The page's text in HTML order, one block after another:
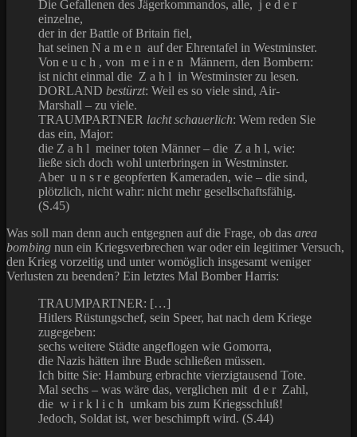
Die Gefallenen des Jägerkommandos, alle, j e d e r
einzelne,
der in der Battle of Britain fiel,
hat seinen N a m e n auf der Ehrentafel in Westminster.
Von e u c h , von m e i n e n Männern, den Bombern:
ist nicht einmal die Z a h l in Westminster zu lesen.
DORLAND bestürzt: Weil es so viele sind, Air-
Marshall – zu viele.
TRAUMPARTNER lacht schauerlich: Wem reden Sie
das ein, Major:
die Z a h l meiner toten Männer – die Z a h l, wie:
ließe sich doch wohl unterbringen in Westminster.
Aber u n s r e geopferten Kameraden, wie – die sind,
plötzlich, nicht wahr: nicht mehr gesellschaftsfähig.
(S.45)
Was soll man denn auch entgegnen auf die Frage, ob das area
bombing nun ein Kriegsverbrechen war oder ein legitimer Versuch,
den Krieg vorzeitig und unter womöglich insgesamt weniger
Verlusten zu beenden? Ein letztes Mal Bomber Harris:
TRAUMPARTNER: […]
Hitlers Rüstungschef, sein Speer, hat nach dem Kriege
zugegeben:
sechs weitere Städte angeflogen wie Gomorra,
die Nazis hätten ihre Bude schließen müssen.
Ich bitte Sie: Hamburg erbrachte vierzigtausend Tote.
Mal sechs – was wäre das, verglichen mit d e r Zahl,
die w i r k l i c h umkam bis zum Kriegsschluß!
Jedoch, Soldat ist, wer beschimpft wird. (S.44)